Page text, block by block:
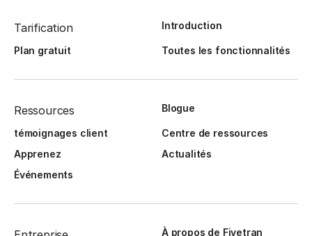
Tarification Introduction
Plan gratuit Toutes les fonctionnalités
Ressources Blogue
témoignages client
Centre de ressources
Apprenez
Actualités
Événements
À propos de Fivetran